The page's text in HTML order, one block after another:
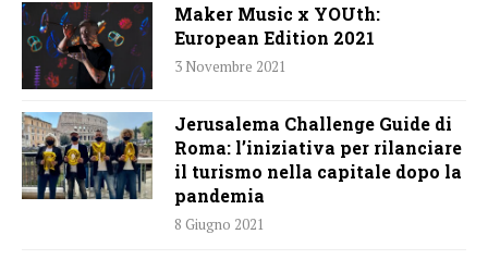
Maker Music x YOUth:
European Edition 2021
3 Novembre 2021
Jerusalema Challenge Guide di
Roma: l’iniziativa per rilanciare
il turismo nella capitale dopo la
pandemia
8 Giugno 2021